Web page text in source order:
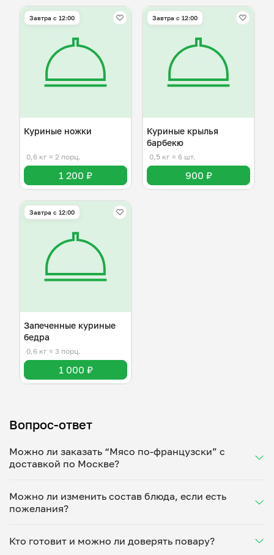
Завтра c 12:00
Куриные ножки
0,6 кг ≈ 2 порц.
1 200 ₽
Завтра c 12:00
Куриные крылья
барбекю
0,5 кг ≈ 6 шт.
900 ₽
Завтра c 12:00
Запеченные куриные
бедра
0,6 кг ≈ 3 порц.
1 000 ₽
Вопрос-ответ
Можно ли заказать “Мясо по-французски” с
доставкой по Москве?
Укажите удобное время — и получите свежее
домашнее блюдо в большой порции прямо с плиты.
минут. Статус заказа отслеживайте в личном
кабинете, а с поваром можно связаться напрямую в
Можно ли изменить состав блюда, если есть
пожелания?
ваши предпочтения: уберет специи, снизит
Кто готовит и можно ли доверять повару?